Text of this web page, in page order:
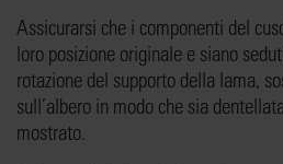
Assicurarsi che i componenti del
loro posizione originale e siano
rotazione del supporto della lama,
sull’albero in modo che sia
mostrato.